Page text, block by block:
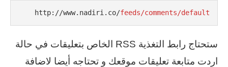
http://www.nadiri.co/feeds/comments/default
ستحتاج رابط التغذية RSS الخاص بتعليقات في حالة
اردت متابعة تعليقات موقعك و تحتاجه أيضا لاضافة